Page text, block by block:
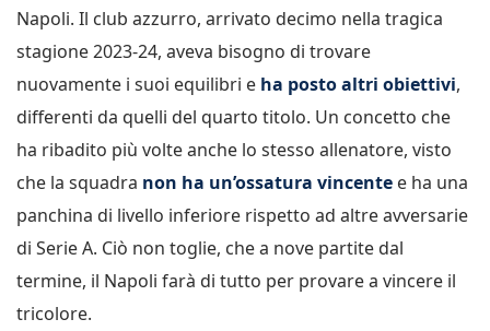
Napoli. Il club azzurro, arrivato decimo nella tragica
stagione 2023-24, aveva bisogno di trovare
nuovamente i suoi equilibri e ha posto altri obiettivi,
differenti da quelli del quarto titolo. Un concetto che
ha ribadito più volte anche lo stesso allenatore, visto
che la squadra non ha un’ossatura vincente e ha una
panchina di livello inferiore rispetto ad altre avversarie
di Serie A. Ciò non toglie, che a nove partite dal
termine, il Napoli farà di tutto per provare a vincere il
tricolore.